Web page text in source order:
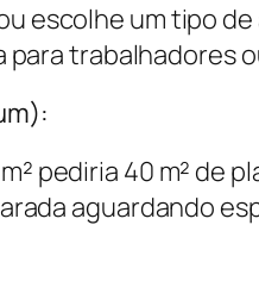
escolhe um tipo
trabalhadores
pediria 40 m² de
aguardando